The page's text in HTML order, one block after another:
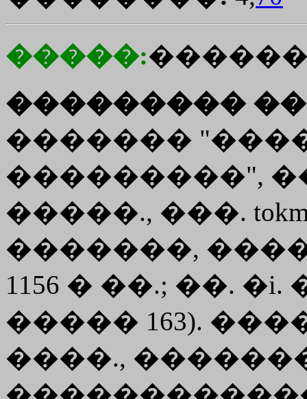
�����:
���������
�������
���������",
�����., ���.
�������,
1156 � ��.; ��. �i.
����� 163).
����.,